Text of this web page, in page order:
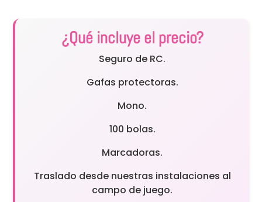
¿Qué incluye el precio?
Seguro de RC.
Gafas protectoras.
Mono.
100 bolas.
Marcadoras.
Traslado desde nuestras instalaciones al
campo de juego.